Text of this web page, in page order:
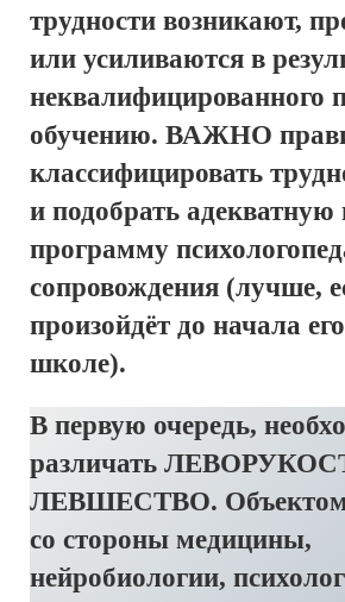
трудности возникают,
или усиливаются в
неквалифицированного
обучению. ВАЖНО
классифицировать
и подобрать
программу
сопровождения (лучше,
произойдёт до начала
школе).
В первую очередь,
различать
ЛЕВШЕСТВО. Объектом
со стороны медицины,
нейробиологии,